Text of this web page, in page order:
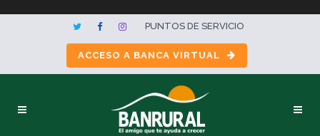
PUNTOS DE SERVICIO
ACCESO A BANCA VIRTUAL